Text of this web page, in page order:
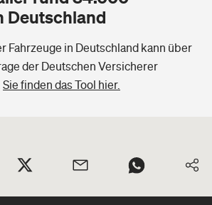
Deutschland
Fahrzeuge in Deutschland kann über
der Deutschen Versicherer
Sie finden das Tool hier.